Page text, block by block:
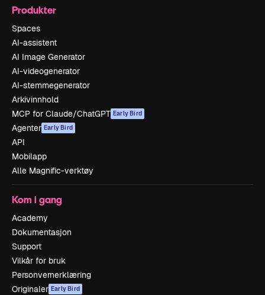
Produkter
Spaces
AI-assistent
AI Image Generator
AI-videogenerator
AI-stemmegenerator
Arkivinnhold
MCP for Claude/ChatGPT Early Bird
Agenter Early Bird
API
Mobilapp
Alle Magnific-verktøy
Kom i gang
Academy
Dokumentasjon
Support
Vilkår for bruk
Personvernerklæring
Originaler Early Bird